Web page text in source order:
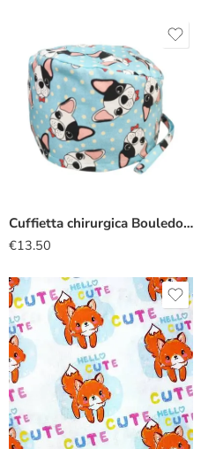
Cuffietta chirurgica Bouledogue francese azzurro
€13.50